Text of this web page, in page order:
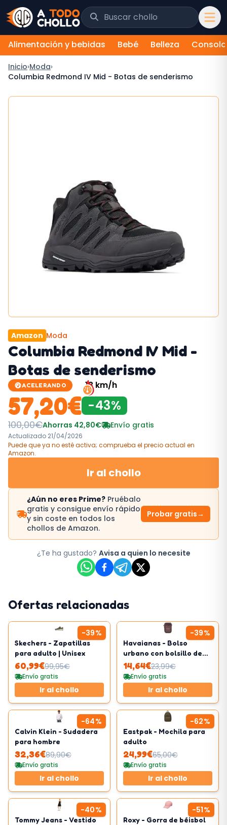
Saltar al contenido
Buscar chollos y tiendas
Alimentación y bebidas Bebé Belleza
Inicio›Moda›
Columbia Redmond IV Mid - Botas de senderismo
Amazon Moda
Columbia Redmond IV Mid -
Botas de senderismo
ACELERANDO 13km/h
57,20€ -43%
100,00€Ahorras 42,80€ Envío gratis
Actualizado 21/04/2026
Puede que ya no esté activa; comprueba el precio actual en
Amazon.
Ir al chollo
¿Aún no eres Prime? Pruébalo
gratis y consigue envío rápido
y sin coste en todos los
chollos de Amazon.
Probar gratis→
¿Te ha gustado? Avisa a quien lo necesite
Ofertas relacionadas
-39%
Skechers - Zapatillas
para adulto | Unisex
60,99€99,95€
Envío gratis
Ir al chollo
-39%
Havaianas - Bolso
urbano con bolsillo de
silicona
14,64€23,99€
Envío gratis
Ir al chollo
-64%
Calvin Klein - Sudadera
para hombre
32,36€89,90€
Envío gratis
Ir al chollo
-62%
Eastpak - Mochila para
adulto
24,99€65,00€
Envío gratis
Ir al chollo
-40%
Tommy Jeans - Vestido
-51%
Roxy - Gorra de béisbol